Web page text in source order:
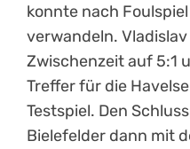
konnte nach
verwandeln.
Zwischenzeit auf 5:1
Treffer für die
Testspiel. Den
Bielefelder dann mit